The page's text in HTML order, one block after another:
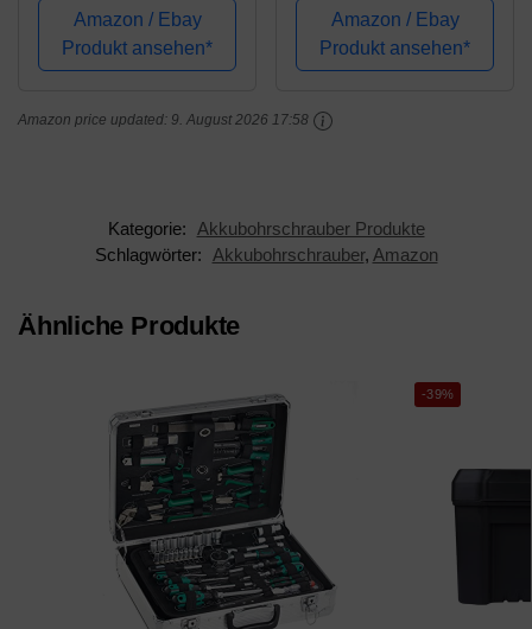
Amazon / Ebay
Produkt ansehen*
Akkuschrauber - 60Nm,
2-Gang-Getriebe &
LED-Licht –
Bohren & Schrauben -
Amazon / Ebay
Produkt ansehen*
Amazon price updated: 9. August 2026 17:58
Kategorie:
Akkubohrschrauber Produkte
Schlagwörter:
Akkubohrschrauber, Amazon
Ähnliche Produkte
-39%